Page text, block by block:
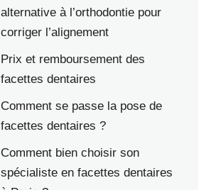
alternative à l’orthodontie pour
corriger l’alignement
Prix et remboursement des
facettes dentaires
Comment se passe la pose de
facettes dentaires ?
Comment bien choisir son
spécialiste en facettes dentaires